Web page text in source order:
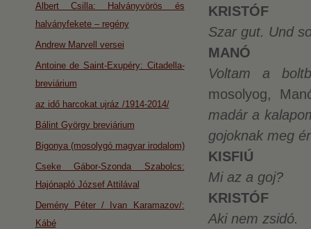
KRISTÓF
Szar gut. Und
MANÓ
Voltam a
mosolyog,
madár a
gojoknak meg
KISFIÚ
Mi az a goj?
KRISTÓF
Aki nem zsidó.
Albert Csilla: Halványvörös és
halványfekete – regény
Andrew Marvell versei
Antoine de Saint-Exupéry: Citadella-
breviárium
az idő harcokat ujráz /1914-2014/
Bálint György breviárium
Bigonya (mosolygó magyar irodalom)
Cseke Gábor-Szonda Szabolcs:
Hajónapló József Attilával
Demény Péter / Ivan Karamazov/:
Kábé